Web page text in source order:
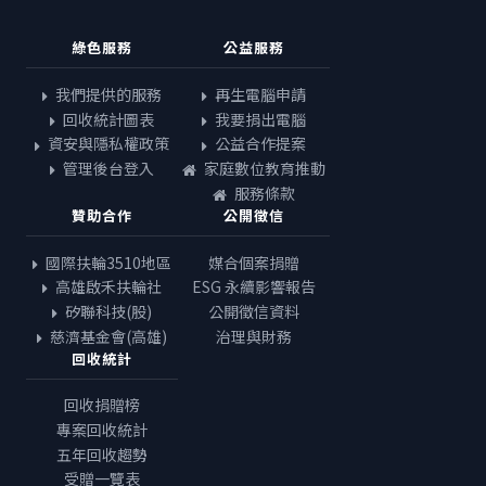
綠色服務
我們提供的服務
回收統計圖表
資安與隱私權政策
管理後台登入
公益服務
再生電腦申請
我要捐出電腦
公益合作提案
家庭數位教育推動
服務條款
贊助合作
國際扶輪3510地區
高雄啟禾扶輪社
矽聯科技(股)
慈濟基金會(高雄)
公開徵信
媒合個案捐贈
ESG 永續影響報告
公開徵信資料
治理與財務
回收統計
回收捐贈榜
專案回收統計
五年回收趨勢
受贈一覽表